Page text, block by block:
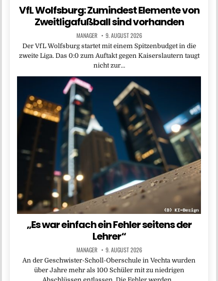
VfL Wolfsburg: Zumindest Elemente von
Zweitligafußball sind vorhanden
MANAGER 9. AUGUST 2026
Der VfL Wolfsburg startet mit einem Spitzenbudget in die
zweite Liga. Das 0:0 zum Auftakt gegen Kaiserslautern taugt
nicht zur…
„Es war einfach ein Fehler seitens der
Lehrer“
MANAGER 9. AUGUST 2026
An der Geschwister-Scholl-Oberschule in Vechta wurden
über Jahre mehr als 100 Schüler mit zu niedrigen